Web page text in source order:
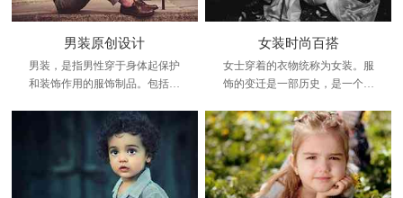
男装原创设计
男装，是指男性穿于身体起保护
和装饰作用的服饰制品。包括上
人的需求有不同的款式和作用。
女装时尚百搭
女士穿着的衣物统称为女装。服
饰的变迁是一部历史，是一个时
步、文明、兴旺发达、繁荣昌盛
的象征